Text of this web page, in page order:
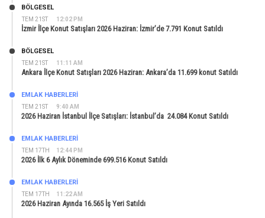
TEM 21ST 12:02 PM
BÖLGESEL
İzmir İlçe Konut Satışları 2026 Haziran: İzmir’de 7.791 Konut Satıldı
TEM 21ST 11:11 AM
BÖLGESEL
Ankara İlçe Konut Satışları 2026 Haziran: Ankara’da 11.699 konut Satıldı
TEM 21ST 9:40 AM
EMLAK HABERLERI
2026 Haziran İstanbul İlçe Satışları: İstanbul’da 24.084 Konut Satıldı
TEM 17TH 12:44 PM
EMLAK HABERLERI
2026 İlk 6 Aylık Döneminde 699.516 Konut Satıldı
TEM 17TH 11:22 AM
EMLAK HABERLERI
2026 Haziran Ayında 16.565 İş Yeri Satıldı